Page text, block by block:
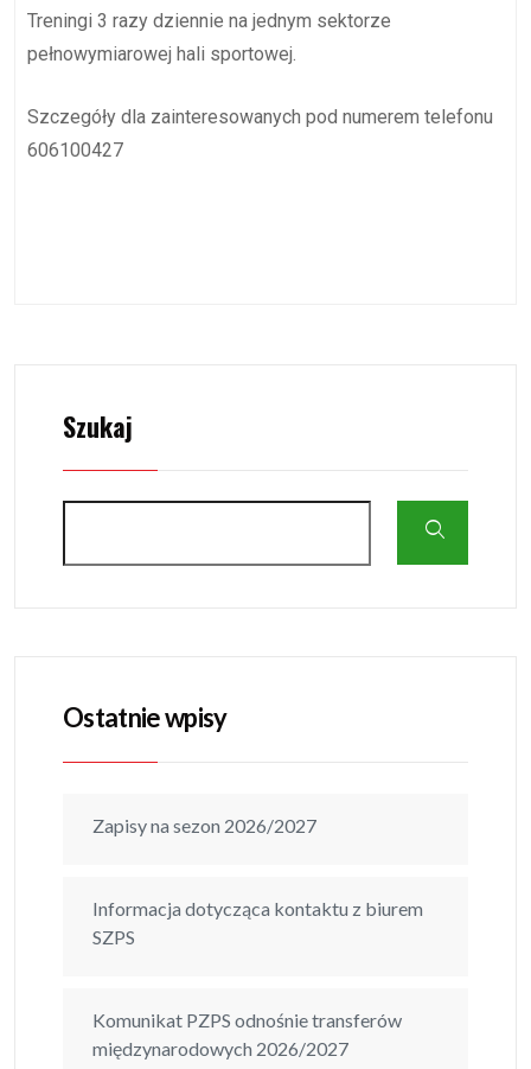
Treningi 3 razy dziennie na jednym sektorze
pełnowymiarowej hali sportowej.
Szczegóły dla zainteresowanych pod numerem telefonu
606100427
Szukaj
Ostatnie wpisy
Zapisy na sezon 2026/2027
Informacja dotycząca kontaktu z biurem
SZPS
Komunikat PZPS odnośnie transferów
międzynarodowych 2026/2027